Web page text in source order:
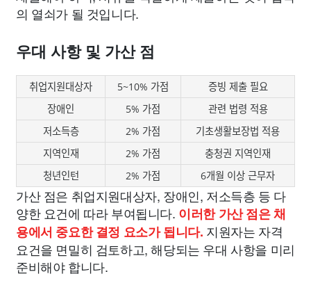
의 열쇠가 될 것입니다.
우대 사항 및 가산 점
취업지원대상자 5~10% 가점
증빙 제출 필요
장애인
5% 가점
관련 법령 적용
저소득층
2% 가점
기초생활보장법 적용
지역인재
2% 가점
충청권 지역인재
청년인턴
2% 가점 6개월 이상 근무자
가산 점은 취업지원대상자, 장애인, 저소득층 등 다
양한 요건에 따라 부여됩니다. 이러한 가산 점은 채
용에서 중요한 결정 요소가 됩니다. 지원자는 자격
요건을 면밀히 검토하고, 해당되는 우대 사항을 미리
준비해야 합니다.